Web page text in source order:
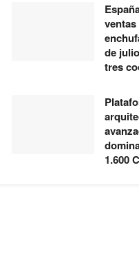
de
tres
1.600